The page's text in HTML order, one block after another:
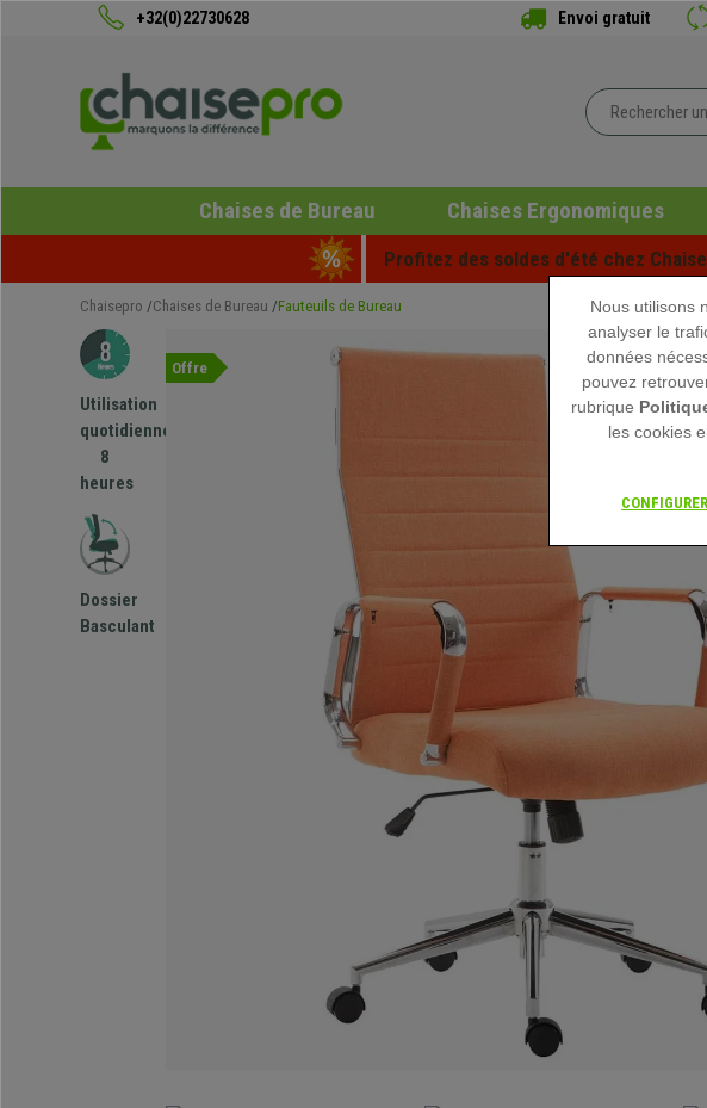
+32(0)22730628 Envoi gratuit
Chaises de Bureau Chaises Ergonomiques
Profitez des soldes d'été chez
Chaisepro Chaises de Bureau Fauteuils de Bureau
Utilisation
quotidienne
8
heures
Dossier
Basculant
Offre
Nous utilisons
analyser le
données
pouvez
rubrique
les cookies
CONFIGURER